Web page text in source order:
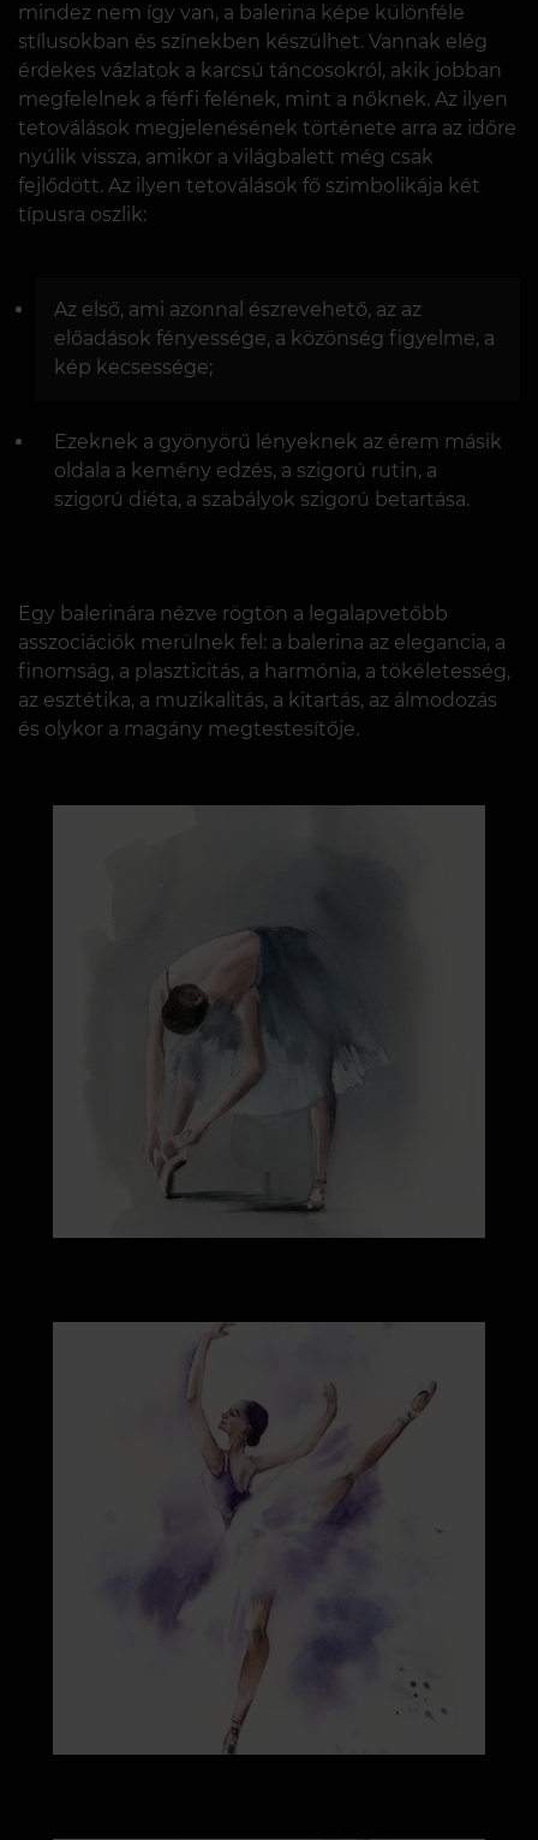
mindez nem így van, a balerina képe különféle
stílusokban és színekben készülhet. Vannak elég
érdekes vázlatok a karcsú táncosokról, akik jobban
megfelelnek a férfi felének, mint a nőknek. Az ilyen
tetoválások megjelenésének története arra az időre
nyúlik vissza, amikor a világbalett még csak
fejlődött. Az ilyen tetoválások fő szimbolikája két
típusra oszlik:
Az első, ami azonnal észrevehető, az az
előadások fényessége, a közönség figyelme, a
kép kecsessége;
Ezeknek a gyönyörű lényeknek az érem másik
oldala a kemény edzés, a szigorú rutin, a
szigorú diéta, a szabályok szigorú betartása.
Egy balerinára nézve rögtön a legalapvetőbb
asszociációk merülnek fel: a balerina az elegancia, a
finomság, a plaszticitás, a harmónia, a tökéletesség,
az esztétika, a muzikalitás, a kitartás, az álmodozás
és olykor a magány megtestesítője.